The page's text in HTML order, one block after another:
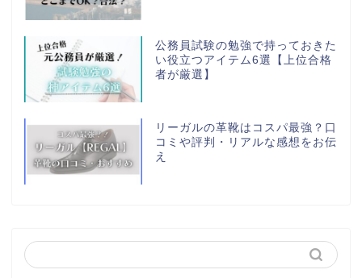
公務員試験の勉強で持っておきた
い役立つアイテム6選【上位合格
者が厳選】
リーガルの革靴はコスパ最強？口
コミや評判・リアルな感想をお伝
え